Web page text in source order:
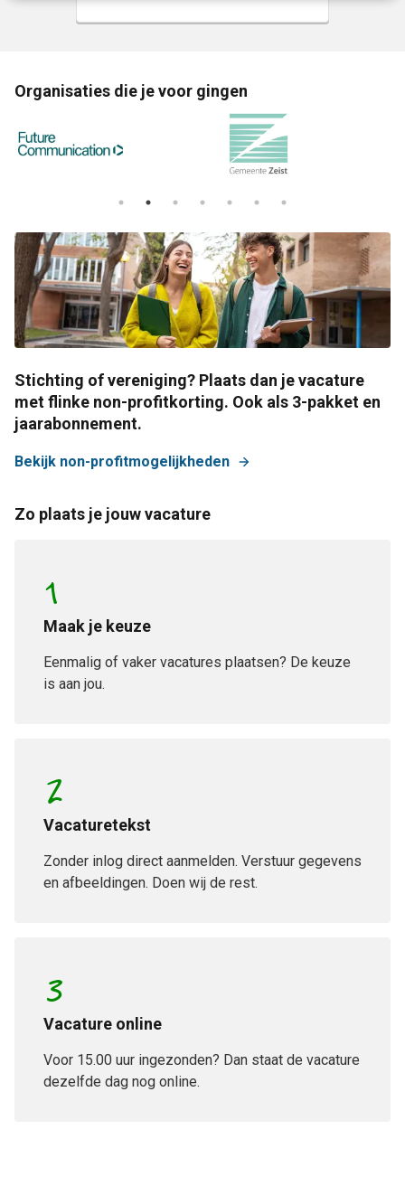
Organisaties die je voor gingen
Stichting of vereniging? Plaats dan je vacature
met flinke non-profitkorting. Ook als 3-pakket en
jaarabonnement.
Bekijk non-profitmogelijkheden
Zo plaats je jouw vacature
1
Maak je keuze
Eenmalig of vaker vacatures plaatsen? De keuze
is aan jou.
2
Vacaturetekst
Zonder inlog direct aanmelden. Verstuur gegevens
en afbeeldingen. Doen wij de rest.
3
Vacature online
Voor 15.00 uur ingezonden? Dan staat de vacature
dezelfde dag nog online.